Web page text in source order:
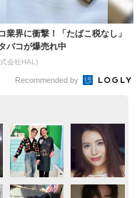
業界に衝撃！「たばこ税なし」
バコが爆売れ中
会社HAL)
Recommended by